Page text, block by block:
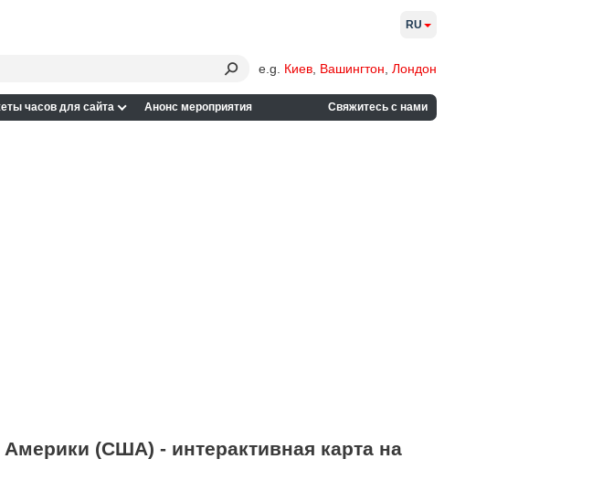
e.g. Киев Вашингтон Лондон
часов для сайта Анонс мероприятия Свяжитесь с нами
RU
(США) - интерактивная карта на